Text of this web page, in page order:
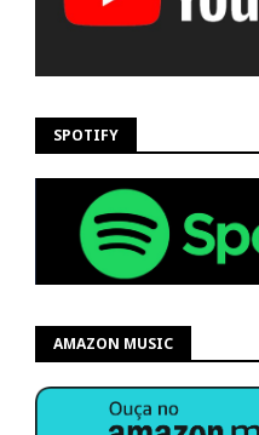
SPOTIFY
AMAZON MUSIC